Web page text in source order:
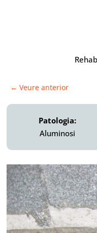
← Veure anterior
Patologia:
Aluminosi